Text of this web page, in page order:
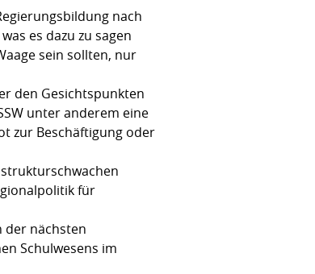
nach
es dazu zu sagen
sein sollten, nur
den Gesichtspunkten
unter anderem eine
zur Beschäftigung oder
für
der nächsten
Schulwesens im